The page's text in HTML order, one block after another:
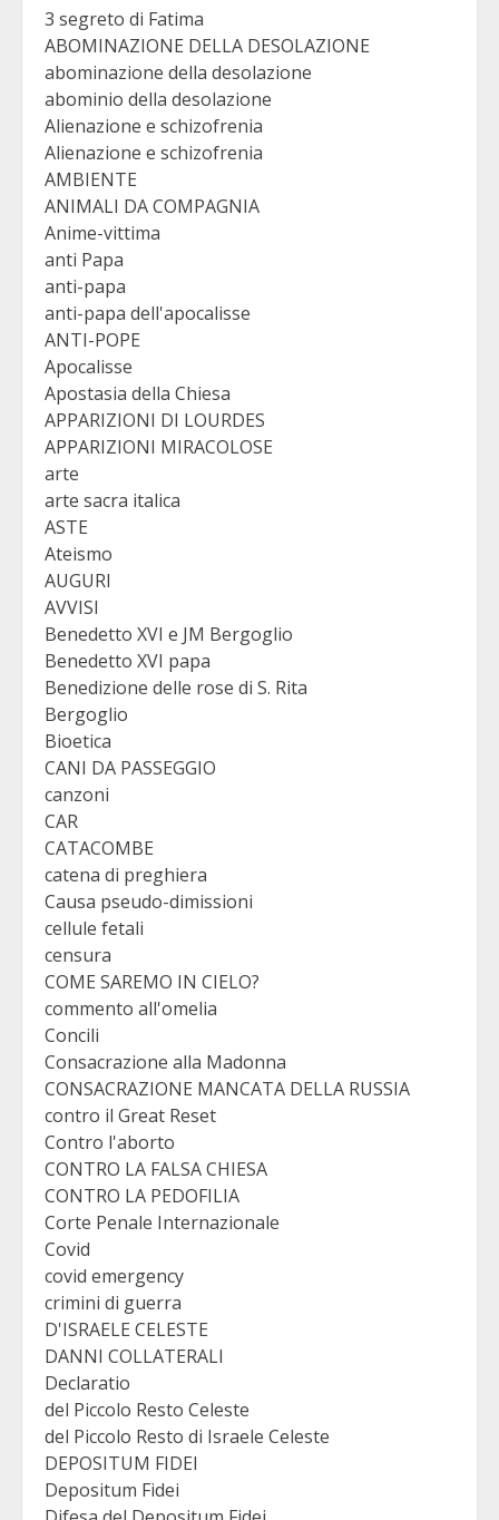
3 segreto di Fatima
ABOMINAZIONE DELLA DESOLAZIONE
abominazione della desolazione
abominio della desolazione
Alienazione e schizofrenia
Alienazione e schizofrenia
AMBIENTE
ANIMALI DA COMPAGNIA
Anime-vittima
anti Papa
anti-papa
anti-papa dell'apocalisse
ANTI-POPE
Apocalisse
Apostasia della Chiesa
APPARIZIONI DI LOURDES
APPARIZIONI MIRACOLOSE
arte
arte sacra italica
ASTE
Ateismo
AUGURI
AVVISI
Benedetto XVI e JM Bergoglio
Benedetto XVI papa
Benedizione delle rose di S. Rita
Bergoglio
Bioetica
CANI DA PASSEGGIO
canzoni
CAR
CATACOMBE
catena di preghiera
Causa pseudo-dimissioni
cellule fetali
censura
COME SAREMO IN CIELO?
commento all'omelia
Concili
Consacrazione alla Madonna
CONSACRAZIONE MANCATA DELLA RUSSIA
contro il Great Reset
Contro l'aborto
CONTRO LA FALSA CHIESA
CONTRO LA PEDOFILIA
Corte Penale Internazionale
Covid
covid emergency
crimini di guerra
D'ISRAELE CELESTE
DANNI COLLATERALI
Declaratio
del Piccolo Resto Celeste
del Piccolo Resto di Israele Celeste
DEPOSITUM FIDEI
Depositum Fidei